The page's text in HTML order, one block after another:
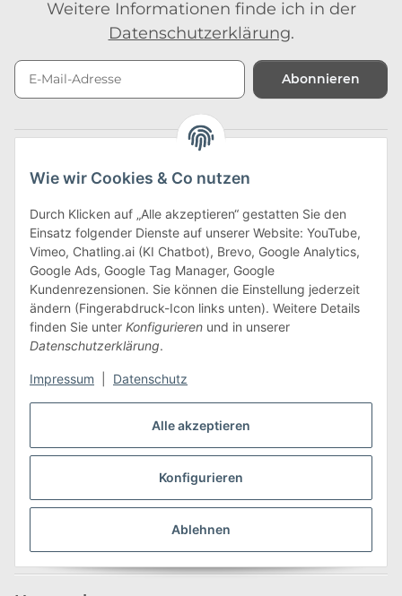
Alle akzeptieren
Konfigurieren
Ablehnen
Wie wir Cookies & Co nutzen
Durch Klicken auf „Alle akzeptieren“ gestatten Sie den
Einsatz folgender Dienste auf unserer Website: YouTube,
Vimeo, Chatling.ai (KI Chatbot), Brevo, Google Analytics,
Google Ads, Google Tag Manager, Google
Kundenrezensionen. Sie können die Einstellung jederzeit
ändern (Fingerabdruck-Icon links unten). Weitere Details
finden Sie unter Konfigurieren und in unserer
Datenschutzerklärung.
Impressum Datenschutz
Weitere Informationen finde ich in der
Datenschutzerklärung.
Abonnieren
Edeline Kidz GmbH
Hauptstraße 215
09618 Großhartmannsdorf
Tel.: +49 (0) 37329 7388000
Fax: +49 (0) 37329 7388009
E-Mail:info@edeline-kidz.de
Zum Kontaktformular
Informationen